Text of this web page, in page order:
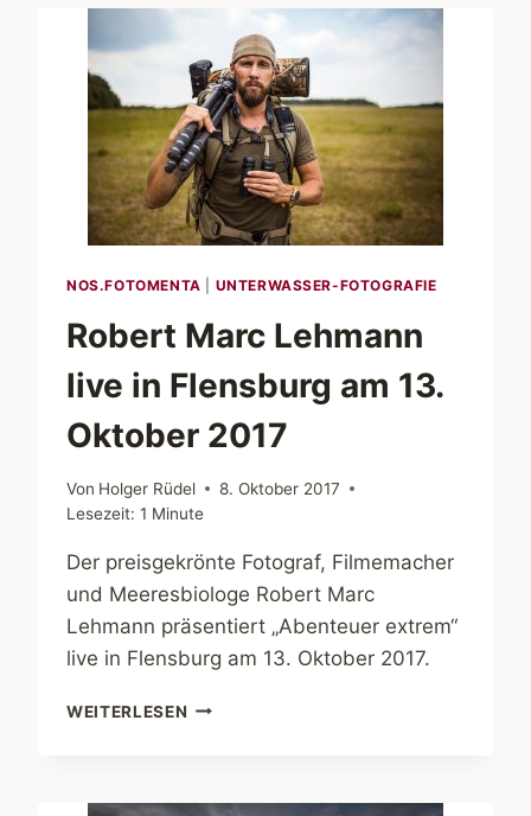
BEGINNEN!
NOS.FOTOMENTA UNTERWASSER-FOTOGRAFIE
Robert Marc Lehmann
live in Flensburg am 13.
Oktober 2017
Von Holger Rüdel
8. Oktober 2017
Lesezeit: 1 Minute
Der preisgekrönte Fotograf, Filmemacher
und Meeresbiologe Robert Marc
Lehmann präsentiert „Abenteuer extrem“
live in Flensburg am 13. Oktober 2017.
WEITERLESEN ROBERT
IN